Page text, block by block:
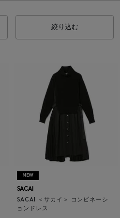
絞り込む
NEW
SACAI
SACAI ＜サカイ＞ コンビネーシ
ョンドレス